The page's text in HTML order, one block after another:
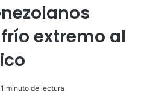
extremo al
1 minuto de lectura